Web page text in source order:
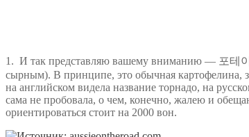
1. И так представляю вашему вниманию — 포테
сырным). В принципе, это обычная картофелина,
на английском видела название торнадо, на
сама не пробовала, о чем, конечно, жалею и
ориентироваться стоит на 2000 вон.